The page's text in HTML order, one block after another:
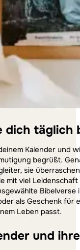
dich täglich
Kalender und
begrüßt.
sie
mit viel
als Geschenk
Leben passt.
und